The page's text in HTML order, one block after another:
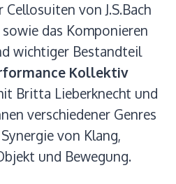
von J.S.Bach
das Komponieren
wichtiger Bestandteil
Kollektiv
Britta Lieberknecht und
verschiedener Genres
von Klang,
und Bewegung.